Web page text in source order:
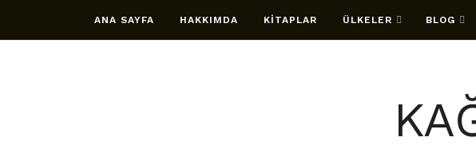
ANA SAYFA HAKKIMDA KİTAPLAR ÜLKELER BLOG